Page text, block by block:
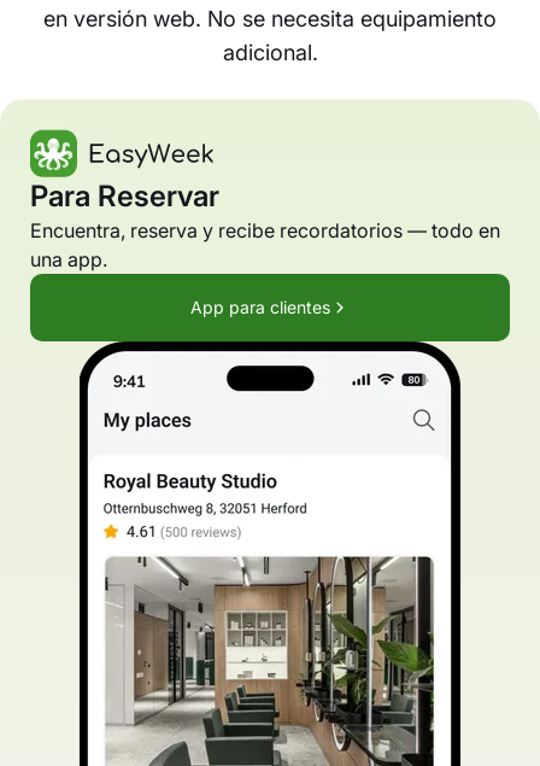
en versión web. No se necesita equipamiento
adicional.
Para Reservar
Encuentra, reserva y recibe recordatorios — todo en
una app.
App para clientes